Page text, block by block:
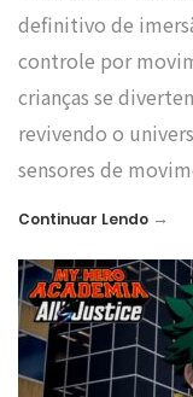
definitivo de
controle por
crianças se
revivendo o
sensores de
Continuar Lendo →